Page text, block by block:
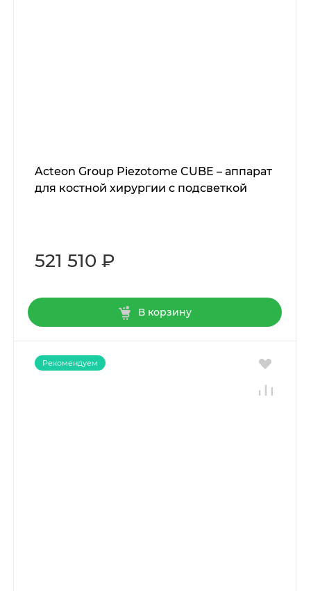
Acteon Group Piezotome CUBE – аппарат
для костной хирургии с подсветкой
521 510 ₽
В корзину
Рекомендуем